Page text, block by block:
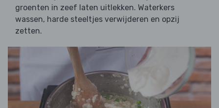
groenten in zeef laten uitlekken. Waterkers
wassen, harde steeltjes verwijderen en opzij
zetten.